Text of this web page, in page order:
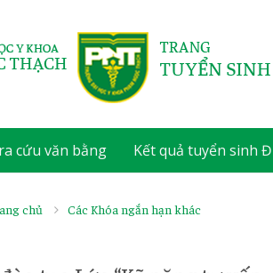
cứu văn bằng Kết quả tuyển sinh
chủ Các Khóa ngắn hạn khác